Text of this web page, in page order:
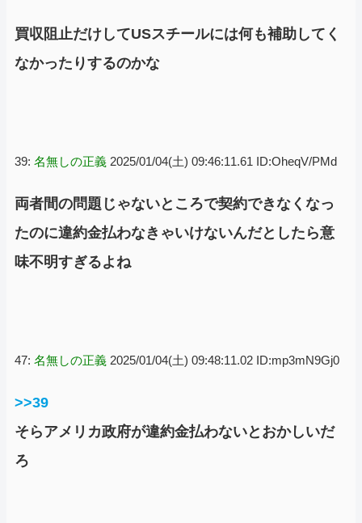
買収阻止だけしてUSスチールには何も補助してく
なかったりするのかな
39: 名無しの正義 2025/01/04(土) 09:46:11.61 ID:OheqV/PMd
両者間の問題じゃないところで契約できなくなっ
たのに違約金払わなきゃいけないんだとしたら意
味不明すぎるよね
47: 名無しの正義 2025/01/04(土) 09:48:11.02 ID:mp3mN9Gj0
>>39
そらアメリカ政府が違約金払わないとおかしいだ
ろ